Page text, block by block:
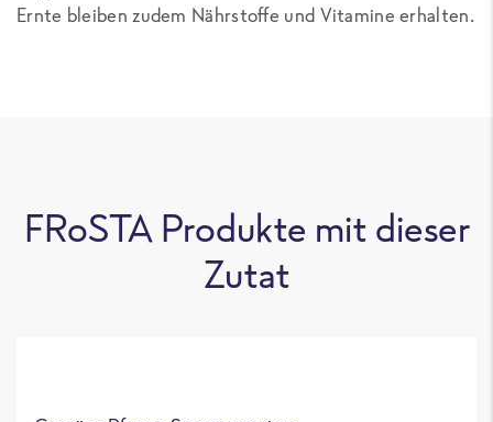
Ernte bleiben zudem Nährstoffe und Vitamine erhalten.
FRoSTA Produkte mit dieser
Zutat